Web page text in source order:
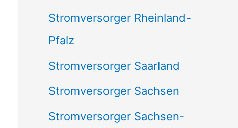
Stromversorger Rheinland-
Pfalz
Stromversorger Saarland
Stromversorger Sachsen
Stromversorger Sachsen-